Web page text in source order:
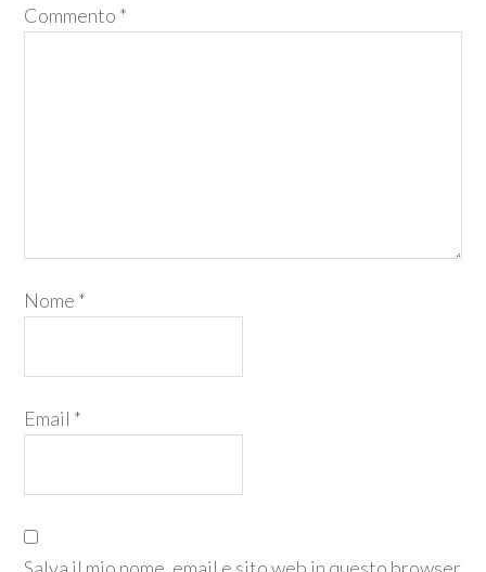
Commento *
Nome *
Email *